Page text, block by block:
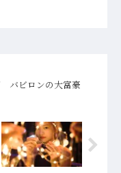
バビロンの大富豪